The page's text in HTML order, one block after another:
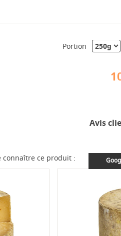
Portion
Avis
connaître ce produit :